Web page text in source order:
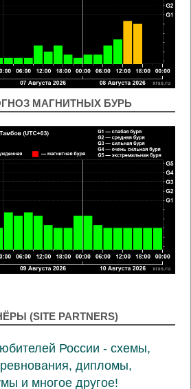
МАГНИТНЫХ БУРЬ
(SITE PARTNERS)